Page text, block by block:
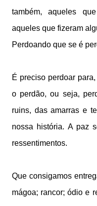
também, aqueles
aqueles que fizeram
Perdoando que se é
É preciso perdoar
o perdão, ou seja,
ruins, das amarras e
nossa história. A paz
ressentimentos.
Que consigamos
mágoa; rancor; ódio e